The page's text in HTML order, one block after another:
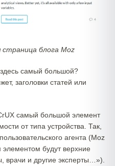
блога Moz
самый большой?
заголовки статей или
самый большой элемент
от типа устройства. Так,
агента (Moz
элементом будут верхние
врачи и другие эксперты…»).